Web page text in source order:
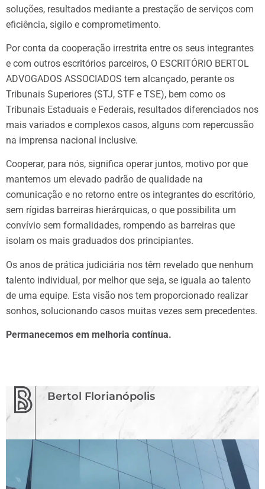
soluções, resultados mediante a prestação de serviços com
eficiência, sigilo e comprometimento.
Por conta da cooperação irrestrita entre os seus integrantes
e com outros escritórios parceiros, O ESCRITÓRIO BERTOL
ADVOGADOS ASSOCIADOS tem alcançado, perante os
Tribunais Superiores (STJ, STF e TSE), bem como os
Tribunais Estaduais e Federais, resultados diferenciados nos
mais variados e complexos casos, alguns com repercussão
na imprensa nacional inclusive.
Cooperar, para nós, significa operar juntos, motivo por que
mantemos um elevado padrão de qualidade na
comunicação e no retorno entre os integrantes do escritório,
sem rígidas barreiras hierárquicas, o que possibilita um
convívio sem formalidades, rompendo as barreiras que
isolam os mais graduados dos principiantes.
Os anos de prática judiciária nos têm revelado que nenhum
talento individual, por melhor que seja, se iguala ao talento
de uma equipe. Esta visão nos tem proporcionado realizar
sonhos, solucionando casos muitas vezes sem precedentes.
Permanecemos em melhoria contínua.
Bertol Florianópolis